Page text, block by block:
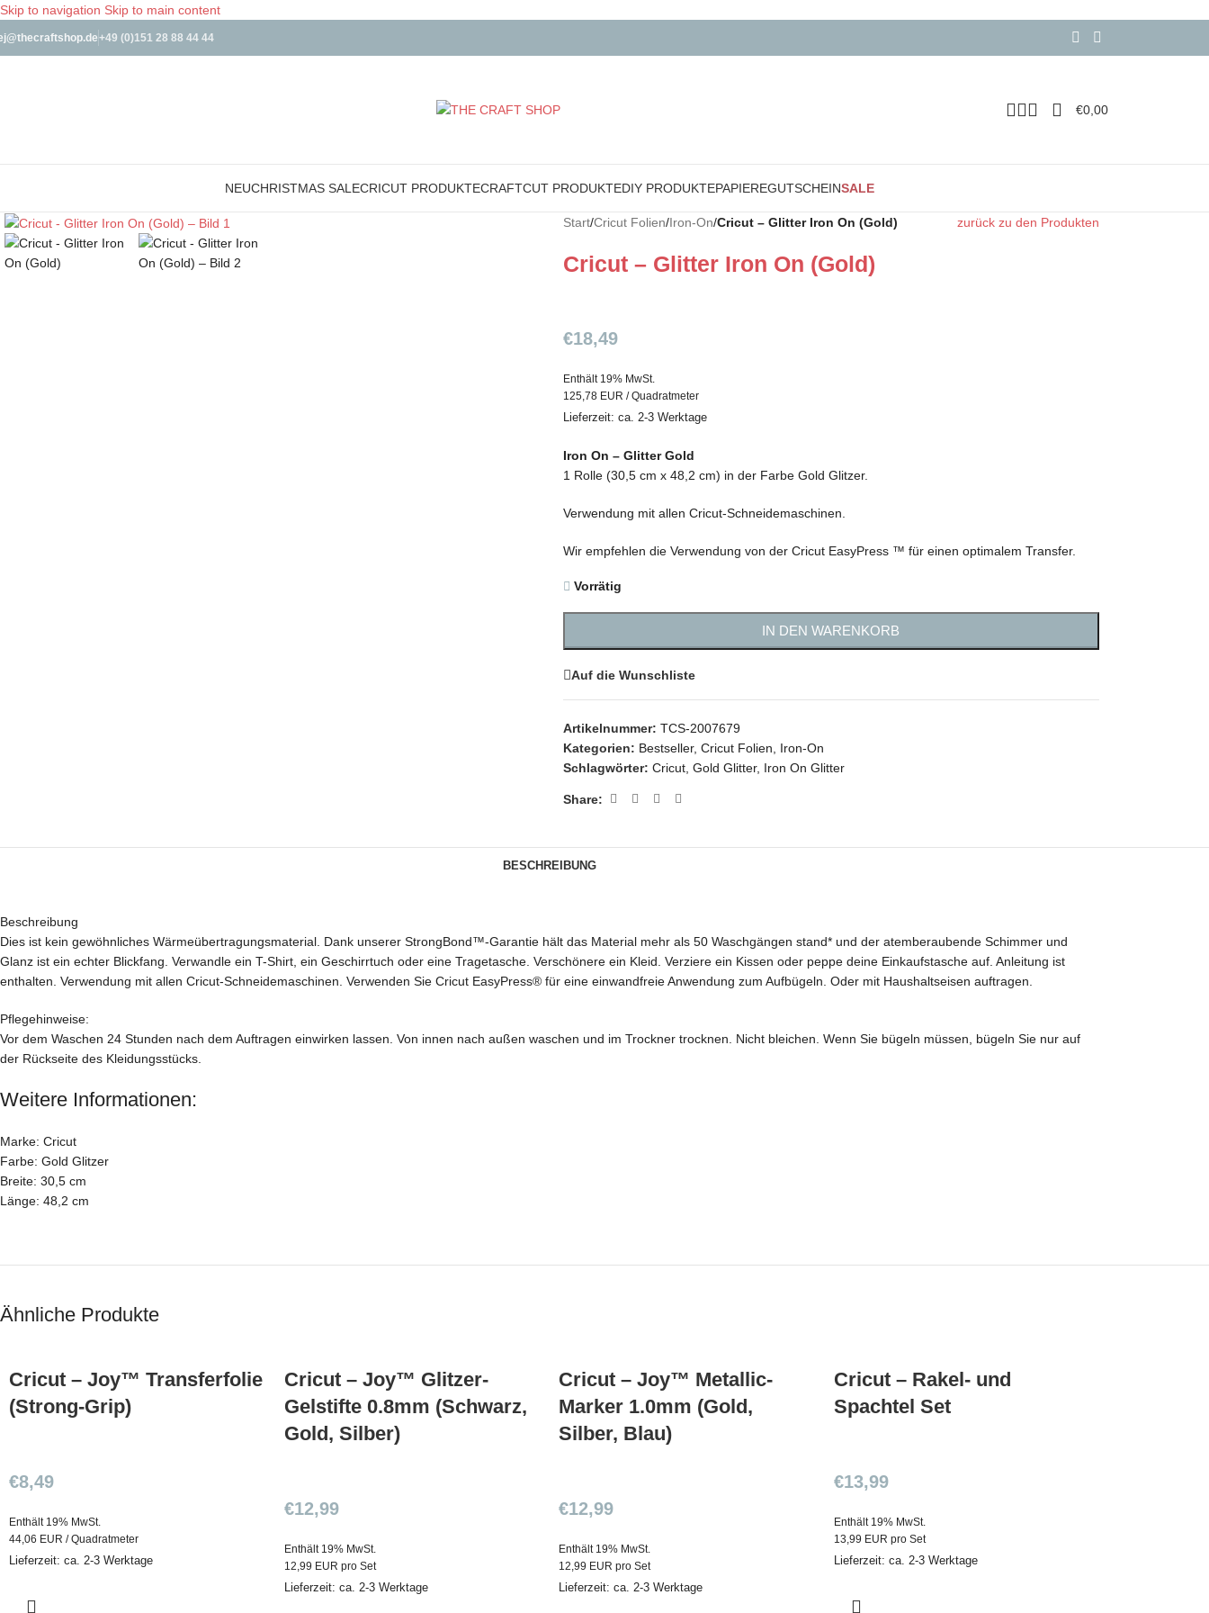
Skip to navigation Skip to main content
+49 (0)151 28 88 44 44
€0,00
NEUCHRISTMAS SALECRICUT PRODUKTECRAFTCUT PRODUKTEDIY PRODUKTEPAPIEREGUTSCHEINSALE
Start/Cricut Folien/Iron-On/Cricut – Glitter Iron On (Gold) zurück zu den Produkten
Cricut – Glitter Iron On (Gold)
€18,49
Enthält 19% MwSt.
125,78 EUR / Quadratmeter
Lieferzeit: ca. 2-3 Werktage
Iron On – Glitter Gold
1 Rolle (30,5 cm x 48,2 cm) in der Farbe Gold Glitzer.
Verwendung mit allen Cricut-Schneidemaschinen.
Wir empfehlen die Verwendung von der Cricut EasyPress ™ für einen optimalem Transfer.
Vorrätig
IN DEN WARENKORB
Auf die Wunschliste
Artikelnummer: TCS-2007679
Kategorien: Bestseller, Cricut Folien
Iron-On
Schlagwörter: Cricut, Gold Glitter, Iron On Glitter
Share:
BESCHREIBUNG
Beschreibung
Dies ist kein gewöhnliches Wärmeübertragungsmaterial. Dank unserer StrongBond™-Garantie hält das Material mehr als 50 Waschgängen stand* und der atemberaubende Schimmer und
Glanz ist ein echter Blickfang. Verwandle ein T-Shirt, ein Geschirrtuch oder eine Tragetasche. Verschönere ein Kleid. Verziere ein Kissen oder peppe deine Einkaufstasche auf. Anleitung ist
enthalten. Verwendung mit allen Cricut-Schneidemaschinen. Verwenden Sie Cricut EasyPress® für eine einwandfreie Anwendung zum Aufbügeln. Oder mit Haushaltseisen auftragen.
Pflegehinweise:
Vor dem Waschen 24 Stunden nach dem Auftragen einwirken lassen. Von innen nach außen waschen und im Trockner trocknen. Nicht bleichen. Wenn Sie bügeln müssen, bügeln Sie nur auf
der Rückseite des Kleidungsstücks.
Weitere Informationen:
Marke: Cricut
Farbe: Gold Glitzer
Breite: 30,5 cm
Länge: 48,2 cm
Ähnliche Produkte
Cricut – Joy™ Transferfolie
(Strong-Grip)
€8,49
Enthält 19% MwSt.
44,06 EUR / Quadratmeter
Lieferzeit: ca. 2-3 Werktage
Cricut – Joy™ Glitzer-
Gelstifte 0.8mm (Schwarz,
Gold, Silber)
€12,99
Enthält 19% MwSt.
12,99 EUR pro Set
Lieferzeit: ca. 2-3 Werktage
Cricut – Joy™ Metallic-
Marker 1.0mm (Gold,
Silber, Blau)
€12,99
Enthält 19% MwSt.
12,99 EUR pro Set
Lieferzeit: ca. 2-3 Werktage
Cricut – Rakel- und
Spachtel Set
€13,99
Enthält 19% MwSt.
13,99 EUR pro Set
Lieferzeit: ca. 2-3 Werktage